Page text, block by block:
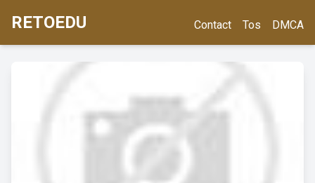
RETOEDU Contact Tos DMCA